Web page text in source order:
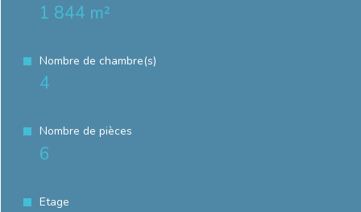
1 844 m²
Nombre de chambre(s)
4
Nombre de pièces
6
Etage